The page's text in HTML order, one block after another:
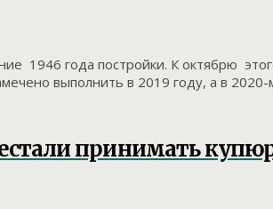
1946 года постройки. К октябрю
выполнить в 2019 году, а в 2020-
принимать